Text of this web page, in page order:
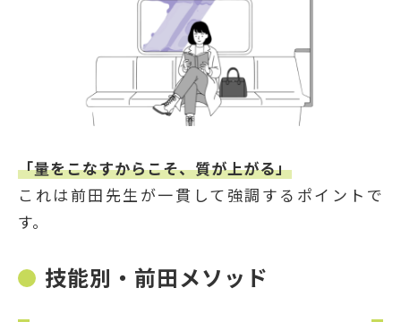
「量をこなすからこそ、質が上がる」
これは前田先生が一貫して強調するポイントで
す。
技能別・前田メソッド